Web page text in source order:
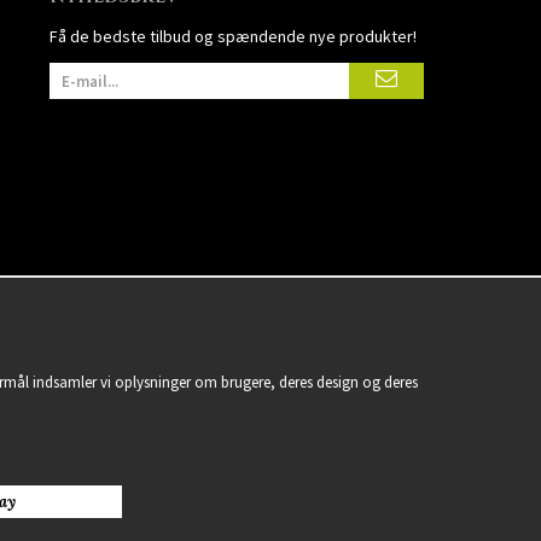
Få de bedste tilbud og spændende nye produkter!
indsamler vi oplysninger om brugere, deres design og deres